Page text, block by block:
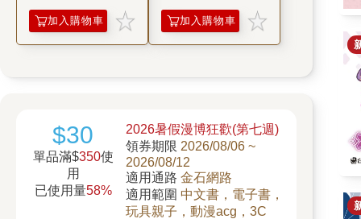
加入購物車
巧【附放下執念明
信片】
加入購物車
$30
單品滿$350使
用
已使用量58%
2026暑假漫博狂歡(第七週)
領券期限 2026/08/06 ~
2026/08/12
適用通路金石網路
適用範圍 中文書，電子書，
玩具親子，動漫acg，3C